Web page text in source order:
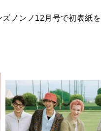
ノンノ12月号で初表紙を